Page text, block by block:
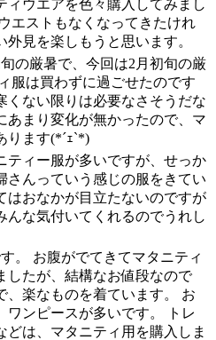
ィウエアを色々購入してみまし
エストもなくなってきたけれ
外見を楽しもうと思います。
の厳暑で、今回は2月初旬の厳
服は買わずに過ごせたのです
くない限りは必要なさそうだな
あまり変化が無かったので、マ
ります(*´ｪ`*)
ティー服が多いですが、せっか
さんっていう感じの服をきてい
はおなかが目立たないのですが
んな気付いてくれるのでうれし
。 お腹がでてきてマタニティ
したが、結構なお値段なので
、楽なものを着ています。 お
ワンピースが多いです。 トレ
どは、マタニティ用を購入しま